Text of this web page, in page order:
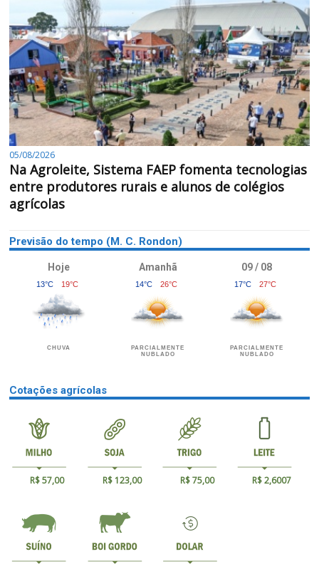
05/08/2026
Na Agroleite, Sistema FAEP fomenta tecnologias
entre produtores rurais e alunos de colégios
agrícolas
Previsão do tempo (M. C. Rondon)
Hoje
13°C 19°C
CHUVA
Amanhã
14°C 26°C
PARCIALMENTE
NUBLADO
09 / 08
17°C 27°C
PARCIALMENTE
NUBLADO
Cotações agrícolas
R$ 57,00 R$ 123,00 R$ 75,00 R$ 2,6007